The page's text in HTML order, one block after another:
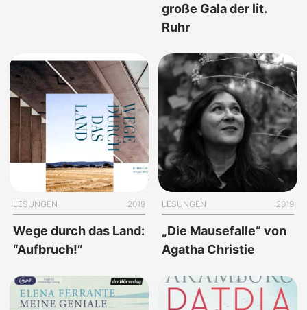
große Gala der lit.
Ruhr
LESUNGEN 2019
Wege durch das Land:
“Aufbruch!”
LESUNGEN 2019
„Die Mausefalle“ von
Agatha Christie